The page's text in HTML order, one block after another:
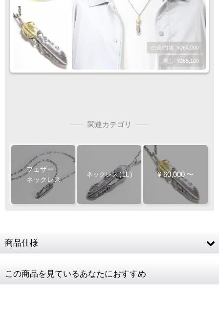
クロネコ
ご注文完了後
『お支払い手続き』のリンクから
カード情報をご入力下さい
ご注文完了後、メールに記載の指定口座へ
『5日以内 にお振込をお願い致します
振込手数料
お客様ご負担で
ご注文・決済お手続き完了後
白金/白銀 ¥264,000
燻し ¥265,100
関連カテゴリ
フェザー
ネックレス
ネックレス(LL) ¥ 60,000 〜
商品仕様
フェザー 約72 × 15mm
この商品を見ているあなたにおすすめ